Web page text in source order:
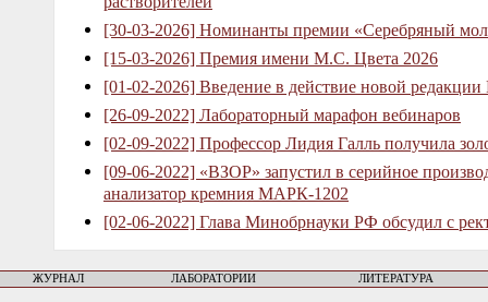
[30-03-2026] Номинанты премии «Серебряный
[15-03-2026] Премия имени М.С. Цвета 2026
[01-02-2026] Введение в действие новой
[26-09-2022] Лабораторный марафон вебинаров
[02-09-2022] Профессор Лидия Галль получила
[09-06-2022] «ВЗОР» запустил в серийное
анализатор кремния МАРК-1202
[02-06-2022] Глава Минобрнауки РФ обсудил с
ЖУРНАЛ ЛАБОРАТОРИИ ЛИТЕРАТУРА